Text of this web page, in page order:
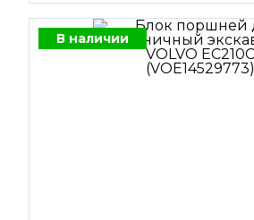
В наличии